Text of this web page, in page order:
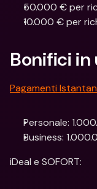
50.000 € per
10.000 € per
Bonifici in
Pagamenti
Personale:
Business:
iDeal e SOFORT: